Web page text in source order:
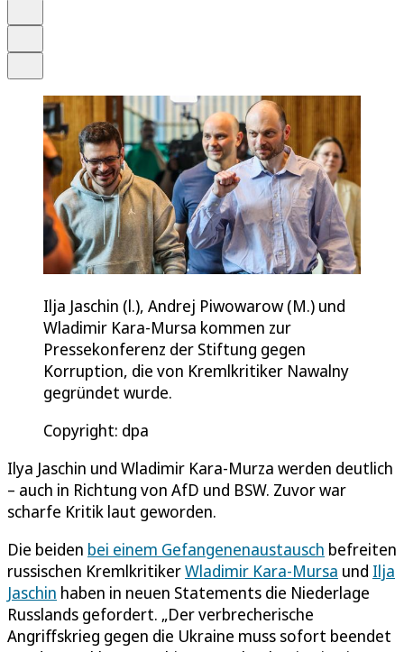
Ilja Jaschin (l.), Andrej Piwowarow (M.) und
Wladimir Kara-Mursa kommen zur
Pressekonferenz der Stiftung gegen
Korruption, die von Kremlkritiker Nawalny
gegründet wurde.
Copyright: dpa
Ilya Jaschin und Wladimir Kara-Murza werden deutlich
– auch in Richtung von AfD und BSW. Zuvor war
scharfe Kritik laut geworden.
Die beiden bei einem Gefangenenaustausch befreiten
russischen KremlkritikerWladimir Kara-Mursa und Ilja
Jaschin haben in neuen Statements die Niederlage
Russlands gefordert. „Der verbrecherische
Angriffskrieg gegen die Ukraine muss sofort beendet